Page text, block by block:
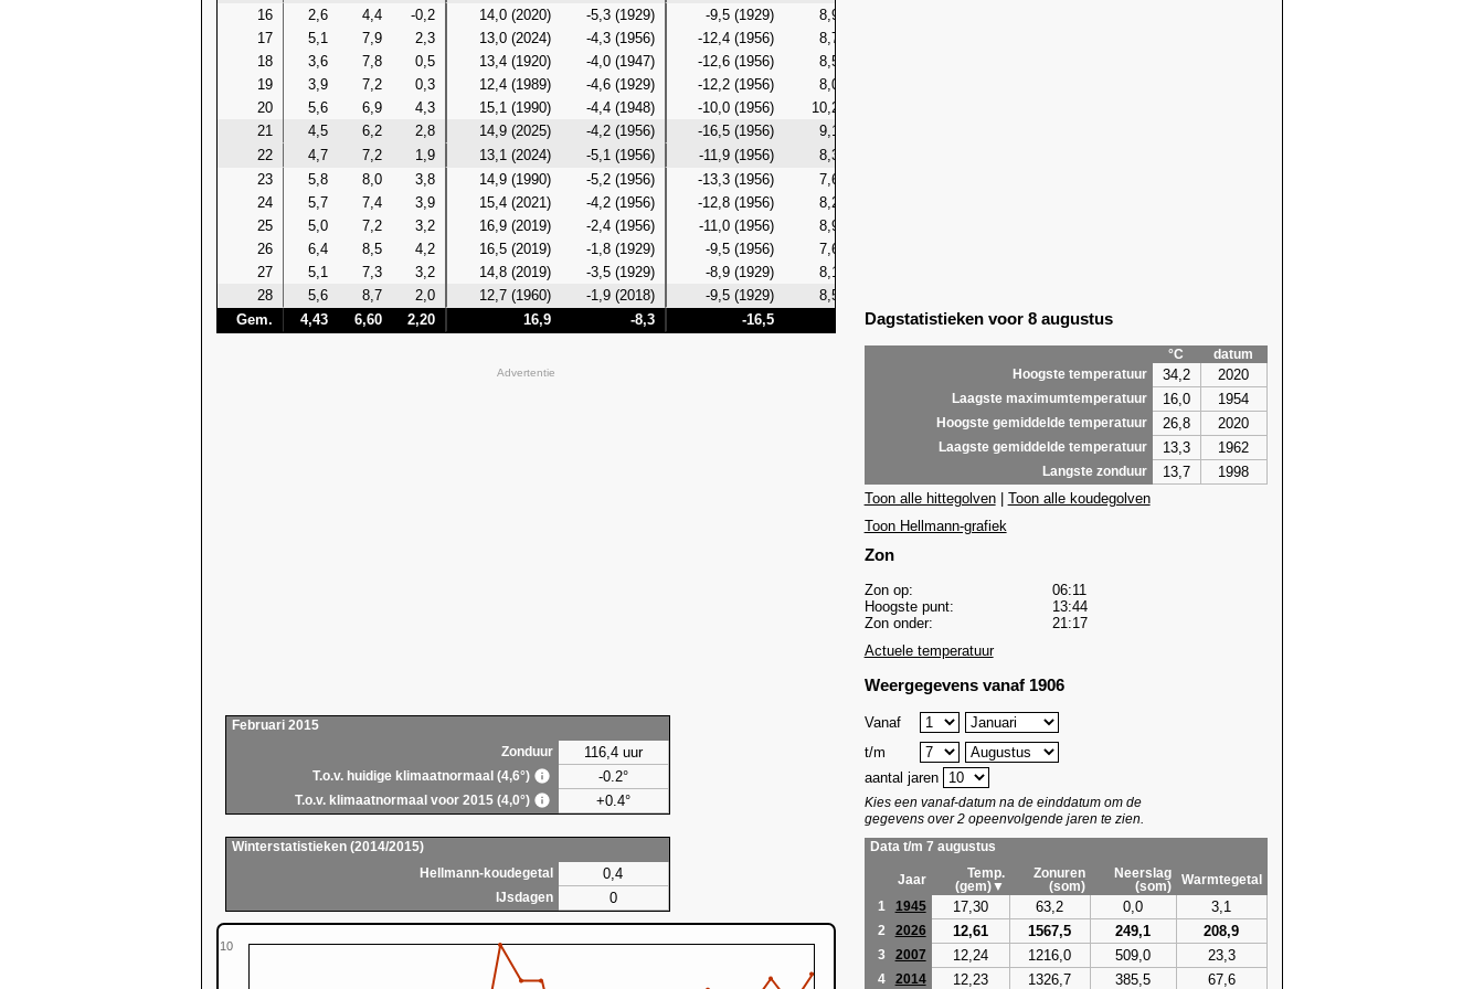
16
2,6 4,4 -0,2 14,0 (2020) -5,3 (1929) -9,5 (1929) 8,9 (2024)
17
5,1 7,9 2,3 13,0 (2024) -4,3 (1956) -12,4 (1956) 8,7 (2024)
18
3,6 7,8 0,5 13,4 (1920) -4,0 (1947) -12,6 (1956) 8,5 (2024)
19
3,9 7,2 0,3 12,4 (1989) -4,6 (1929) -12,2 (1956) 8,0 (2024)
20
5,6 6,9 4,3 15,1 (1990) -4,4 (1948) -10,0 (1956) 10,2 (1990)
21
4,5 6,2 2,8 14,9 (2025) -4,2 (1956) -16,5 (1956) 9,1 (2016)
22
4,7 7,2 1,9 13,1 (2024) -5,1 (1956) -11,9 (1956) 8,3 (2017)
23
5,8 8,0 3,8 14,9 (1990) -5,2 (1956) -13,3 (1956) 7,6 (2007)
24
5,7 7,4 3,9 15,4 (2021) -4,2 (1956) -12,8 (1956) 8,2 (1990)
25
5,0 7,2 3,2 16,9 (2019) -2,4 (1956) -11,0 (1956) 8,9 (1997)
26
6,4 8,5 4,2 16,5 (2019) -1,8 (1929) -9,5 (1956) 7,6 (1922)
27
5,1 7,3 3,2 14,8 (2019) -3,5 (1929) -8,9 (1929) 8,1
28
5,6 8,7 2,0 12,7 (1960) -1,9 (2018) -9,5 (1929) 8,5 (2007)
Gem.
4,43 6,60 2,20 16,9 -8,3 -16,5 10,2 -11,6 12,2
Advertentie
Februari 2015
Zonduur
116,4 uur
T.o.v. huidige klimaatnormaal (4,6°) -0.2°
T.o.v. klimaatnormaal voor 2015 (4,0°) +0.4°
Winterstatistieken (2014/2015)
Hellmann-koudegetal
0,4
IJsdagen 0
10
Dagstatistieken voor 8 augustus
°C
datum
Hoogste temperatuur
34,2 2020
Laagste maximumtemperatuur 16,0 1954
Hoogste gemiddelde temperatuur 26,8 2020
Laagste gemiddelde temperatuur 13,3 1962
Langste zonduur 13,7
1998
Toon alle hittegolven| Toon alle koudegolven
Toon Hellmann-grafiek
Zon
Zon op:
06:11
Hoogste punt:
13:44
Zon onder:
21:17
Actuele temperatuur
Weergegevens vanaf 1906
Vanaf
t/m
aantal jaren
Kies een vanaf-datum na de einddatum om de
gegevens over 2 opeenvolgende jaren te zien.
Data t/m 7 augustus
Jaar
Temp.
(gem)▼
Zonuren
(som)
Neerslag
(som)
Warmtegetal
1
1945 17,30 63,2 0,0 3,1
2 2026 12,61 1567,5 249,1 208,9
3 2007 12,24 1216,0 509,0 23,3
4 2014 12,23 1326,7 385,5 67,6